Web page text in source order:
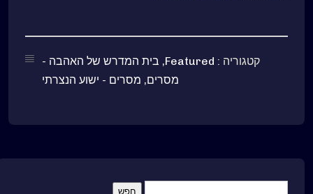
קטגוריה : Featured
, בית המדרש של האהבה -
מסרים, מסרים - ישוע הנצרתי